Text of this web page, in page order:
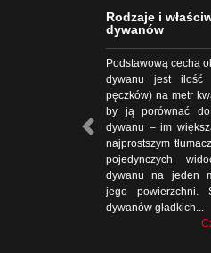
Rodzaje i
dywanów
Podstawową cechą
dywanu jest
pęczków) na metr
by ją porównać do
dywanu – im
najprostszym
pojedynczych
dywanu na jeden
jego powierzchni.
dywanów gładkich...